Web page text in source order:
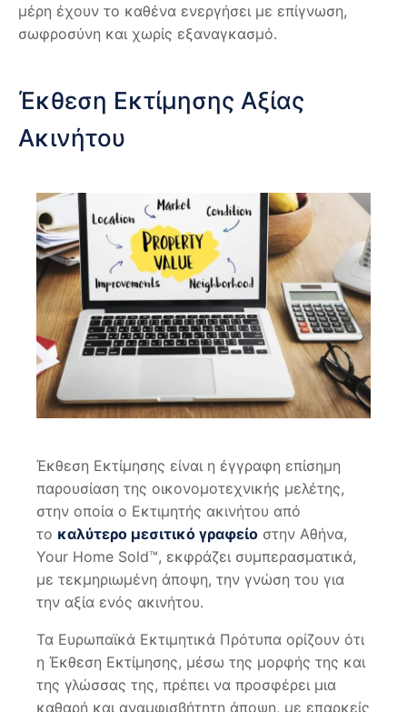
μέρη έχουν το καθένα ενεργήσει με επίγνωση,
σωφροσύνη και χωρίς εξαναγκασμό.
Έκθεση Εκτίμησης Αξίας
Ακινήτου
Έκθεση Εκτίμησης είναι η έγγραφη επίσημη
παρουσίαση της οικονομοτεχνικής μελέτης,
στην οποία ο Εκτιμητής ακινήτου από
το καλύτερο μεσιτικό γραφείο στην Αθήνα,
Your Home Sold™, εκφράζει συμπερασματικά,
με τεκμηριωμένη άποψη, την γνώση του για
την αξία ενός ακινήτου.
Τα Ευρωπαϊκά Εκτιμητικά Πρότυπα ορίζουν ότι
η Έκθεση Εκτίμησης, μέσω της μορφής της και
της γλώσσας της, πρέπει να προσφέρει μια
καθαρή και αναμφισβήτητη άποψη, με επαρκείς